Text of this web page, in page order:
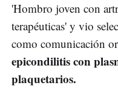
'Hombro joven con
terapéuticas' y vio
como comunicación
epicondilitis con
plaquetarios.